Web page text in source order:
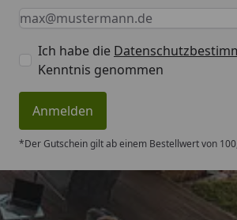
Keine Eingabe erforderlich
Eingabe erforderlich
E-Mail *
Ich habe die
Kenntnis genommen
Anmelden
*Der Gutschein gilt ab einem Bestellwert von